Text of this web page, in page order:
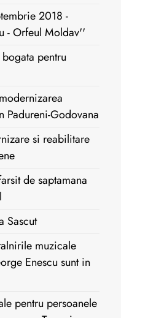
2018 -
- Orfeul Moldav''
pentru
Padureni-Godovana
si reabilitare
de saptamana
Sascut
muzicale
Enescu sunt in
pentru persoanele